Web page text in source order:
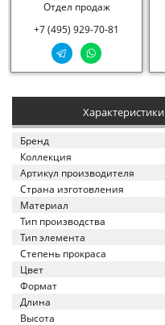
Отдел продаж
+7 (495) 929-70-81
Характеристики
Бренд
Коллекция
Артикул производителя
Страна изготовления
Материал
Тип производства
Тип элемента
Степень прокраса
Цвет
Формат
Длина
Высота